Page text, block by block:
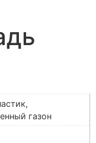
газон